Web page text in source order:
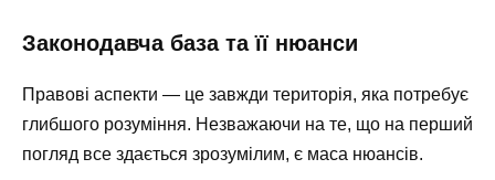
Законодавча база та її нюанси
Правові аспекти — це завжди територія, яка потребує
глибшого розуміння. Незважаючи на те, що на перший
погляд все здається зрозумілим, є маса нюансів.